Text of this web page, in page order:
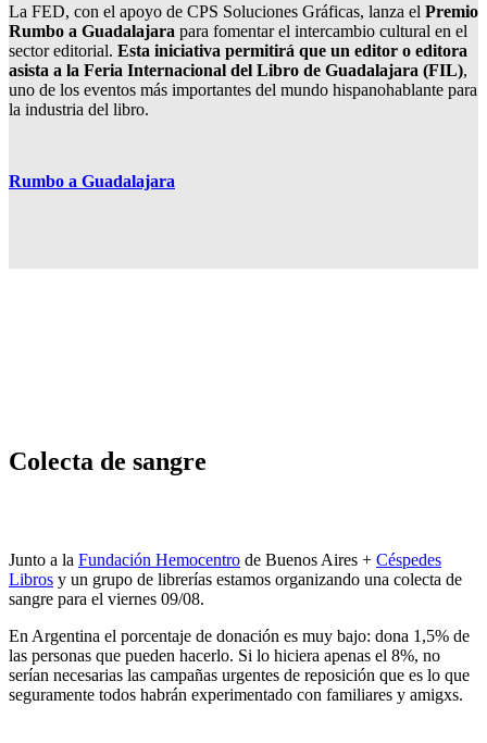
La FED, con el apoyo de CPS Soluciones Gráficas, lanza el Premio
Rumbo a Guadalajara para fomentar el intercambio cultural en el
sector editorial. Esta iniciativa permitirá que un editor o editora
asista a la Feria Internacional del Libro de Guadalajara (FIL),
uno de los eventos más importantes del mundo hispanohablante para
la industria del libro.
Rumbo a Guadalajara
Colecta de sangre
Junto a la Fundación Hemocentro de Buenos Aires + Céspedes
Libros y un grupo de librerías estamos organizando una colecta de
sangre para el viernes 09/08.
En Argentina el porcentaje de donación es muy bajo: dona 1,5% de
las personas que pueden hacerlo. Si lo hiciera apenas el 8%, no
serían necesarias las campañas urgentes de reposición que es lo que
seguramente todos habrán experimentado con familiares y amigxs.